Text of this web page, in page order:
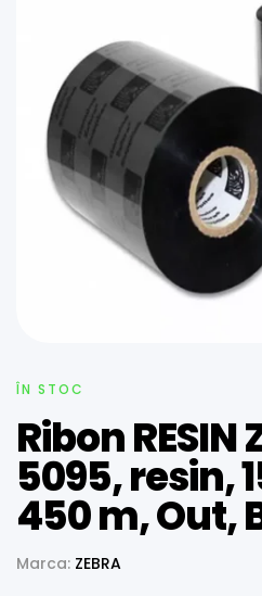
ÎN STOC
Ribon RESIN
5095, resin,
450 m, Out,
Marca: ZEBRA